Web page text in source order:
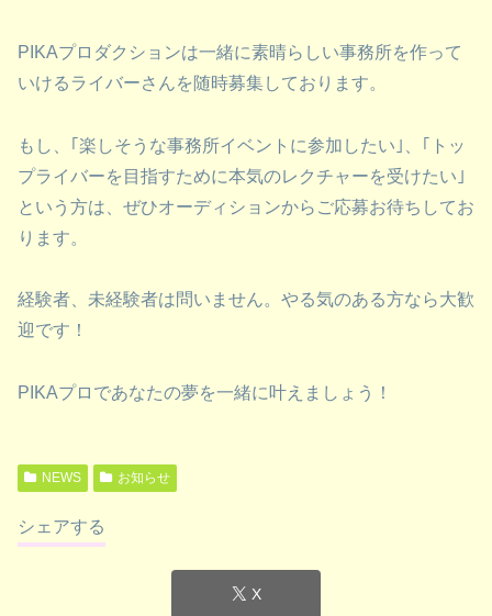
PIKAプロダクションは一緒に素晴らしい事務所を作って
いけるライバーさんを随時募集しております。
もし、｢楽しそうな事務所イベントに参加したい｣、｢トッ
プライバーを目指すために本気のレクチャーを受けたい｣
という方は、ぜひオーディションからご応募お待ちしてお
ります。
経験者、未経験者は問いません。やる気のある方なら大歓
迎です！
PIKAプロであなたの夢を一緒に叶えましょう！
NEWS お知らせ
シェアする
X